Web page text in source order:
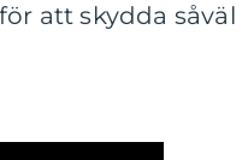
att skydda såväl